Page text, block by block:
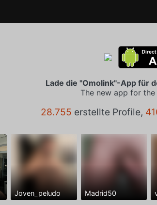
Lade die "Omolink"-App für
The new app for
28.755 erstellte Profile,
Joven_peludo Madrid50